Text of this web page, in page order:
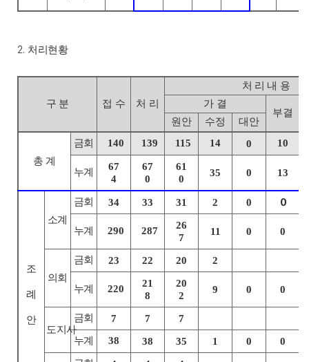
2. 처리현황
구 분 접 수 처 리
처 리 내 용
가 결
부결
원안
수정 대안
총 계
금회 140 139 115 14 0 10
누계
67
4
67
0
61
0
35 0 13
조
례
안
소계
금회 34 33 31 2 0 0
누계 290 287
26
7
11 0 0
의회
금회 23 22 20 2
누계 220
21
8
20
2
9 0 0
도지사
금회 7 7
7
누계
38 38 35 1 0 0